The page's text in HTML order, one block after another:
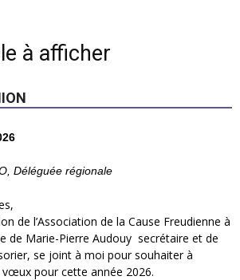
à afficher
Déléguée régionale
de l’Association de la Cause Freudienne à
de Marie-Pierre Audouy secrétaire et de
se joint à moi pour souhaiter à
pour cette année 2026.